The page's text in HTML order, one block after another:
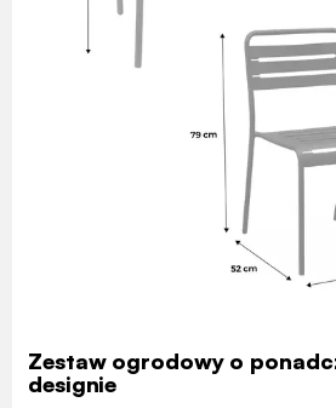
Zestaw ogrodowy o
designie